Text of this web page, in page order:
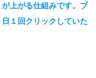
上がる仕組みです。ブ
１回クリックしていた